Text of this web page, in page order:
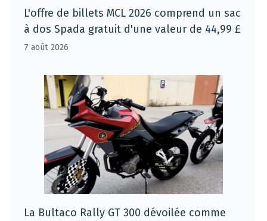
L'offre de billets MCL 2026 comprend un sac
à dos Spada gratuit d'une valeur de 44,99 £
7 août 2026
La Bultaco Rally GT 300 dévoilée comme